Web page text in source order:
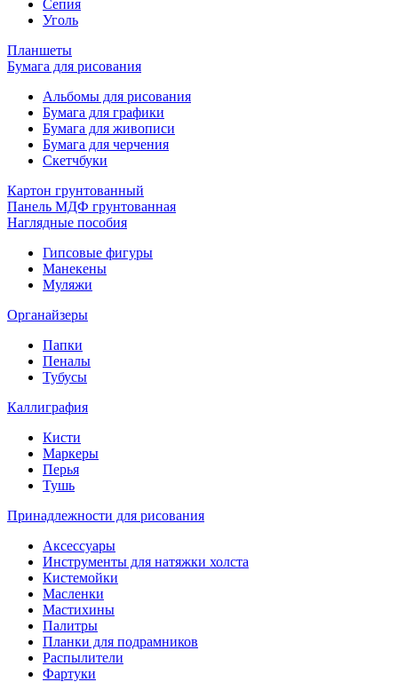
Сепия
Уголь
Планшеты
Бумага для рисования
Альбомы для рисования
Бумага для графики
Бумага для живописи
Бумага для черчения
Скетчбуки
Картон грунтованный
Панель МДФ грунтованная
Наглядные пособия
Гипсовые фигуры
Манекены
Муляжи
Органайзеры
Папки
Пеналы
Тубусы
Каллиграфия
Кисти
Маркеры
Перья
Тушь
Принадлежности для рисования
Аксессуары
Инструменты для натяжки холста
Кистемойки
Масленки
Мастихины
Палитры
Планки для подрамников
Распылители
Фартуки